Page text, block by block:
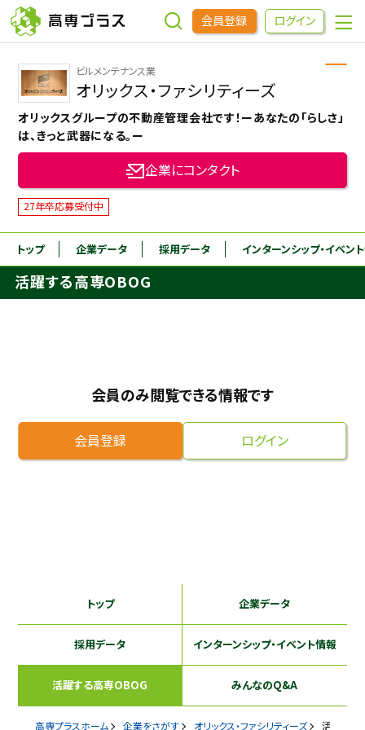
会員登録 ログイン
企業をさがす
進学先をさがす
インターンシップ・イベントをさがす
高専OBOGをさがす
高専プラスセミナー
本科5年生・専攻科2年生向け 採用継続中の企業特集
ビルメンテナンス業
オリックス・ファシリティーズ
オリックスグループの不動産管理会社です！ーあなたの「らしさ」
は、きっと武器になる。ー
企業にコンタクト
27年卒応募受付中
トップ 企業データ 採用データ インターンシップ・イベン
活躍する高専OBOG
会員のみ閲覧できる情報です
会員登録 ログイン
トップ 企業データ
採用データ インターンシップ・イベント情報
活躍する高専OBOG みんなのQ&A
高専プラスホーム 企業をさがす オリックス・ファシリティーズ